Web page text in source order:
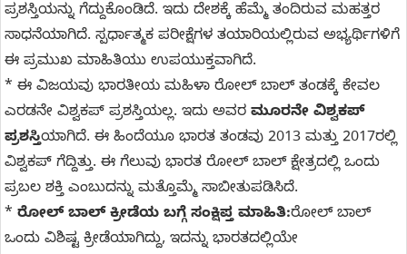
ಪ್ರಶಸ್ತಿಯನ್ನು ಗೆದ್ದುಕೊಂಡಿದೆ. ಇದು ದೇಶಕ್ಕೆ ಹೆಮ್ಮೆ ತಂದಿರುವ ಮಹತ್ತರ
ಸಾಧನೆಯಾಗಿದೆ. ಸ್ಪರ್ಧಾತ್ಮಕ ಪರೀಕ್ಷೆಗಳ ತಯಾರಿಯಲ್ಲಿರುವ ಅಭ್ಯರ್ಥಿಗಳಿಗೆ
ಈ ಪ್ರಮುಖ ಮಾಹಿತಿಯು ಉಪಯುಕ್ತವಾಗಿದೆ.
* ಈ ವಿಜಯವು ಭಾರತೀಯ ಮಹಿಳಾ ರೋಲ್ ಬಾಲ್ ತಂಡಕ್ಕೆ ಕೇವಲ
ಎರಡನೇ ವಿಶ್ವಕಪ್ ಪ್ರಶಸ್ತಿಯಲ್ಲ. ಇದು ಅವರ ಮೂರನೇ ವಿಶ್ವಕಪ್
ಪ್ರಶಸ್ತಿಯಾಗಿದೆ. ಈ ಹಿಂದೆಯೂ ಭಾರತ ತಂಡವು 2013 ಮತ್ತು 2017ರಲ್ಲಿ
ವಿಶ್ವಕಪ್ ಗೆದ್ದಿತ್ತು. ಈ ಗೆಲುವು ಭಾರತ ರೋಲ್ ಬಾಲ್ ಕ್ಷೇತ್ರದಲ್ಲಿ ಒಂದು
ಪ್ರಬಲ ಶಕ್ತಿ ಎಂಬುದನ್ನು ಮತ್ತೊಮ್ಮೆ ಸಾಬೀತುಪಡಿಸಿದೆ.
* ರೋಲ್ ಬಾಲ್ ಕ್ರೀಡೆಯ ಬಗ್ಗೆ ಸಂಕ್ಷಿಪ್ತ ಮಾಹಿತಿ:ರೋಲ್ ಬಾಲ್
ಒಂದು ವಿಶಿಷ್ಟ ಕ್ರೀಡೆಯಾಗಿದ್ದು, ಇದನ್ನು ಭಾರತದಲ್ಲಿಯೇ